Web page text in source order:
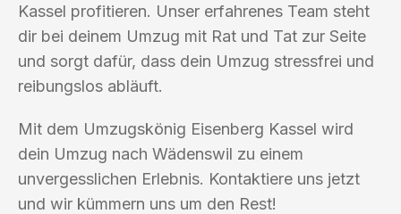
Kassel profitieren. Unser erfahrenes Team steht
dir bei deinem Umzug mit Rat und Tat zur Seite
und sorgt dafür, dass dein Umzug stressfrei und
reibungslos abläuft.
Mit dem Umzugskönig Eisenberg Kassel wird
dein Umzug nach Wädenswil zu einem
unvergesslichen Erlebnis. Kontaktiere uns jetzt
und wir kümmern uns um den Rest!